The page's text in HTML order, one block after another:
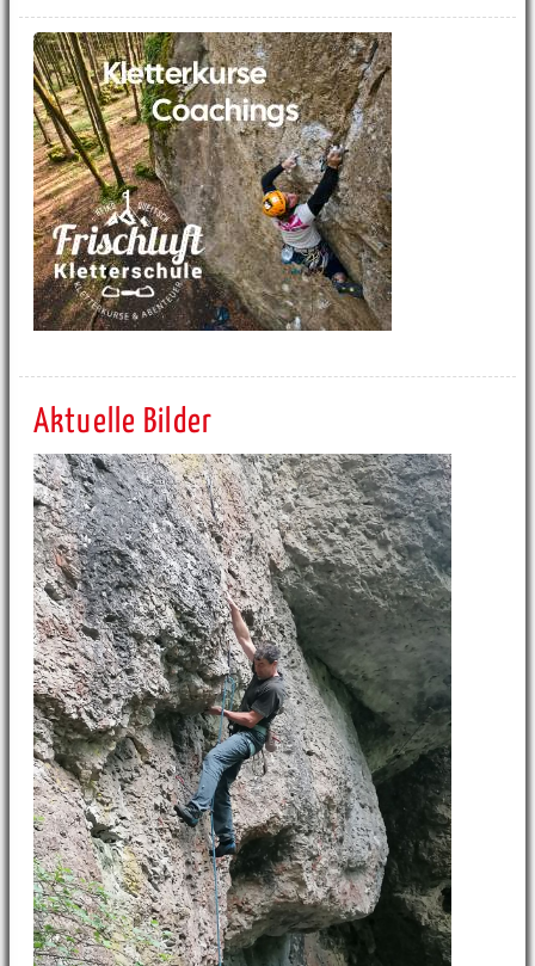
Aktuelle Bilder